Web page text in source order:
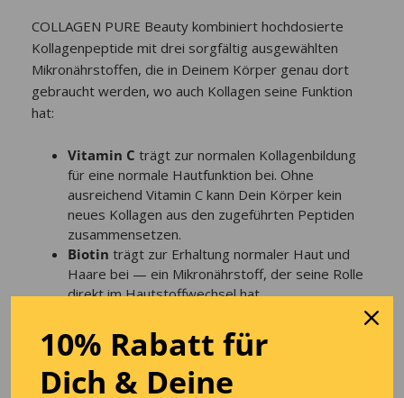
COLLAGEN PURE Beauty kombiniert hochdosierte
Kollagenpeptide mit drei sorgfältig ausgewählten
Mikronährstoffen, die in Deinem Körper genau dort
gebraucht werden, wo auch Kollagen seine Funktion
hat:
Vitamin C trägt zur normalen Kollagenbildung
für eine normale Hautfunktion bei. Ohne
ausreichend Vitamin C kann Dein Körper kein
neues Kollagen aus den zugeführten Peptiden
zusammensetzen.
Biotin trägt zur Erhaltung normaler Haut und
Haare bei — ein Mikronährstoff, der seine Rolle
direkt im Hautstoffwechsel hat.
Haut und Haaren sowie zur Erhaltung von
normalem Bindegewebe bei.
10% Rabatt für
Dich & Deine